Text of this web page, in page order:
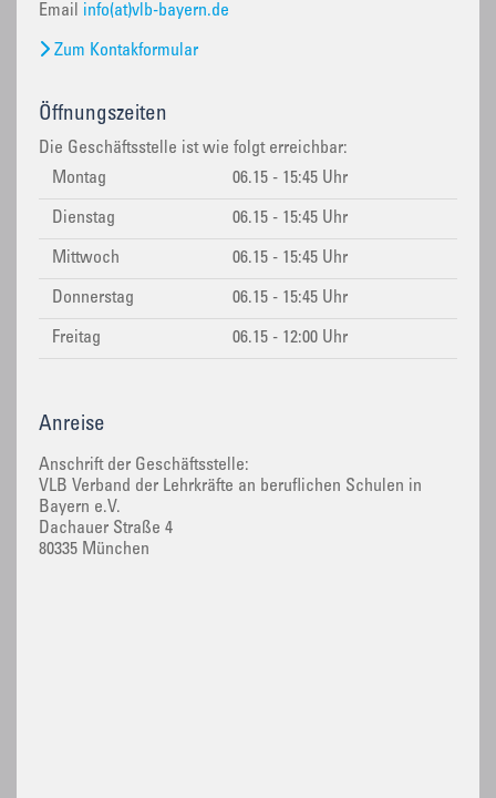
Email info(at)vlb-bayern.de
Zum Kontakformular
Öffnungszeiten
Die Geschäftsstelle ist wie folgt erreichbar:
Montag
06.15 - 15:45 Uhr
Dienstag 06.15 - 15:45 Uhr
Mittwoch 06.15 - 15:45 Uhr
Donnerstag 06.15 - 15:45 Uhr
Freitag 06.15 - 12:00 Uhr
Anreise
Anschrift der Geschäftsstelle:
VLB Verband der Lehrkräfte an beruflichen Schulen in
Bayern e.V.
Dachauer Straße 4
80335 München